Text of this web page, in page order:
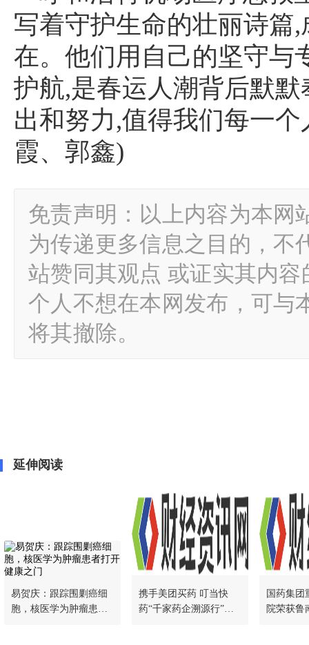
写着守护生命的壮丽诗篇
在。他们用自己的坚守与
护航,是春运人潮背后默
出和努力,值得我们每一
霞、郭鑫)
免责声明：以上内容为本网
为传递更多信息之目的，不
站赞同其观点 或证实其内
个人不想在本网发布，可与
将其撤除。
延伸阅读
易贺庆：跟踪围剿癌细
胞，核医学为肿瘤患者
携手美团买药 叮当快
药“千家药企溯源行”最
国药集团
院荣获鲁